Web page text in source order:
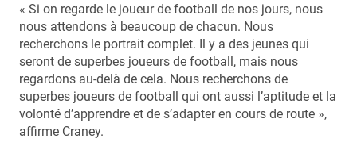
« Si on regarde le joueur de football de nos jours, nous
nous attendons à beaucoup de chacun. Nous
recherchons le portrait complet. Il y a des jeunes qui
seront de superbes joueurs de football, mais nous
regardons au-delà de cela. Nous recherchons de
superbes joueurs de football qui ont aussi l’aptitude et la
volonté d’apprendre et de s’adapter en cours de route »,
affirme Craney.